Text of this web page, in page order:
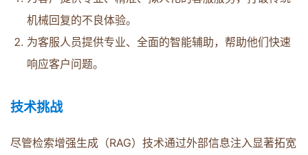
机械回复的不良体验。
为客服人员提供专业、全面的智能辅助，帮助他们快速
响应客户问题。
技术挑战
尽管检索增强生成（RAG）技术通过外部信息注入显著拓宽